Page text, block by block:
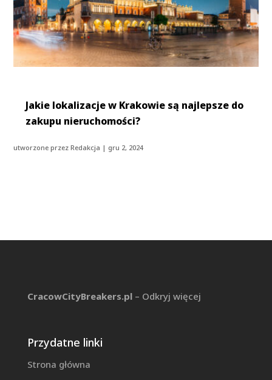
Jakie lokalizacje w Krakowie są najlepsze do
zakupu nieruchomości?
utworzone przezRedakcja | gru 2, 2024
CracowCityBreakers.pl– Odkryj więcej
Przydatne linki
Strona główna